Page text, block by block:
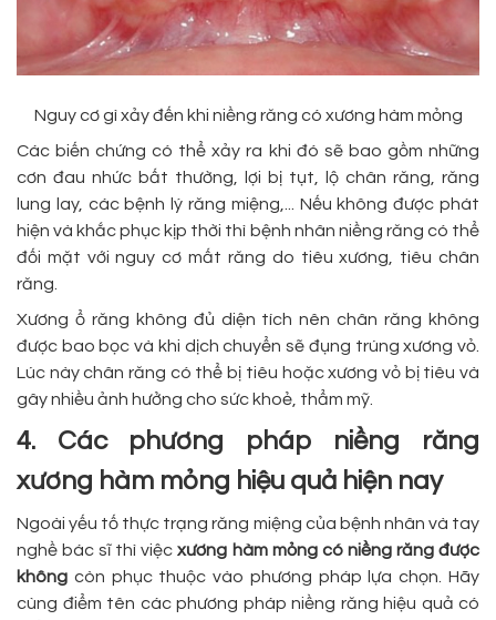
Nguy cơ gì xảy đến khi niềng răng có xương hàm mỏng
Các biến chứng có thể xảy ra khi đó sẽ bao gồm những
cơn đau nhức bất thường, lợi bị tụt, lộ chân răng, răng
lung lay, các bệnh lý răng miệng,... Nếu không được phát
hiện và khắc phục kịp thời thì bệnh nhân niềng răng có thể
đối mặt với nguy cơ mất răng do tiêu xương, tiêu chân
răng.
Xương ổ răng không đủ diện tích nên chân răng không
được bao bọc và khi dịch chuyển sẽ đụng trúng xương vỏ.
Lúc này chân răng có thể bị tiêu hoặc xương vỏ bị tiêu và
gây nhiều ảnh hưởng cho sức khoẻ, thẩm mỹ.
4. Các phương pháp niềng răng
xương hàm mỏng hiệu quả hiện nay
Ngoài yếu tố thực trạng răng miệng của bệnh nhân và tay
nghề bác sĩ thì việcxương hàm mỏng có niềng răng được
không còn phục thuộc vào phương pháp lựa chọn. Hãy
cùng điểm tên các phương pháp niềng răng hiệu quả có